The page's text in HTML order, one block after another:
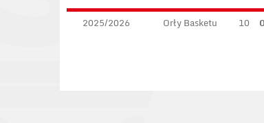
2025/2026 Orły Basketu 10